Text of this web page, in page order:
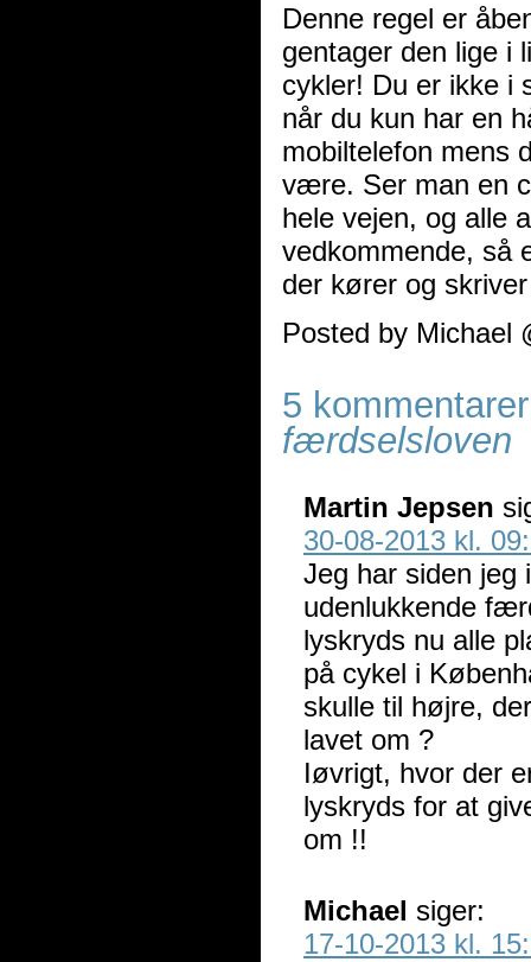
Denne regel er
gentager den lige i
cykler! Du er ikke i
når du kun har en
mobiltelefon mens
være. Ser man en
hele vejen, og alle
vedkommende, så
der kører og
Posted by Michael
5
færdselsloven
Martin Jepsen
30-08-2013 kl.
Jeg har siden
udenlukkende
lyskryds nu alle
på cykel i
skulle til højre,
lavet om ?
Iøvrigt, hvor der
lyskryds for at
om !!
Michael siger:
17-10-2013 kl.